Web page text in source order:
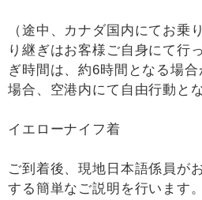
（途中、カナダ国内にてお乗
り継ぎはお客様ご自身にて行
ぎ時間は、約6時間となる場
場合、空港内にて自由行動と
イエローナイフ着
ご到着後、現地日本語係員が
する簡単なご説明を行います